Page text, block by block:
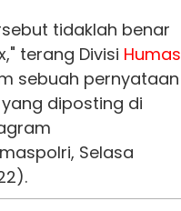
tidaklah benar
terang Divisi Humas
sebuah pernyataan
diposting di
Selasa